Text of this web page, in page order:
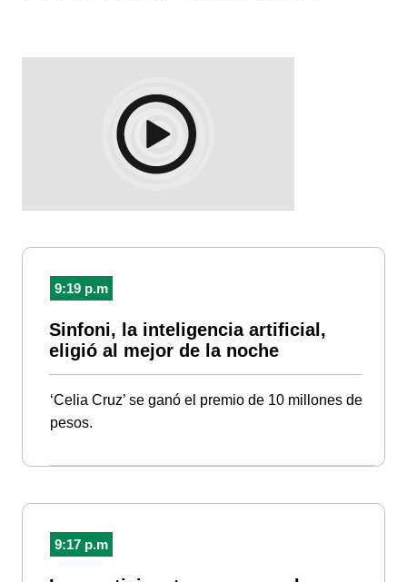
9:19 p.m
Sinfoni, la inteligencia artificial,
eligió al mejor de la noche
‘Celia Cruz’ se ganó el premio de 10 millones de
pesos.
9:17 p.m